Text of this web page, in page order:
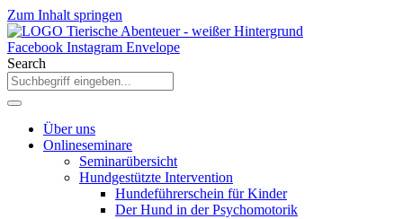
Zum Inhalt springen
Facebook Instagram Envelope
Search
Über uns
Onlineseminare
Seminarübersicht
Hundgestützte Intervention
Hundeführerschein für Kinder
Der Hund in der Psychomotorik